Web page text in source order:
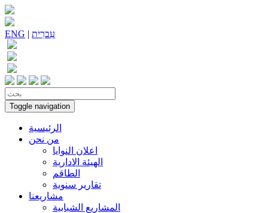
ENG | עִברִית
Toggle navigation
الرئيسية
من نحن
اعلان النوايا
الهيئة الادارية
الطاقم
تقارير سنوية
مشاريعنا
المشاريع الشبابية